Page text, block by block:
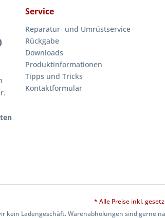
Service
Reparatur- und Umrüstservice
Rückgabe
Downloads
Produktinformationen
Tipps und Tricks
Kontaktformular
* Alle Preise inkl.
kein Ladengeschäft. Warenabholungen sind gerne